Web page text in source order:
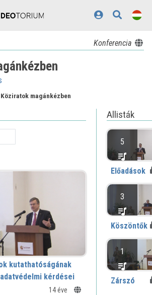
Konferencia
Köziratok magánkézben
kutathatóságának
kérdései
14 éve
Allisták
5
Előadások
3
Köszöntők
1
Zárszó